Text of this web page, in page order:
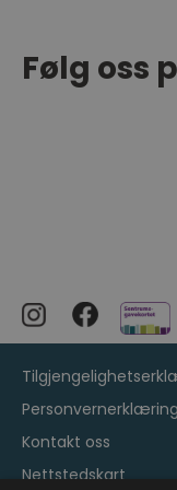
Følg oss
Personvernerklæring
Kontakt oss
Nettstedskart